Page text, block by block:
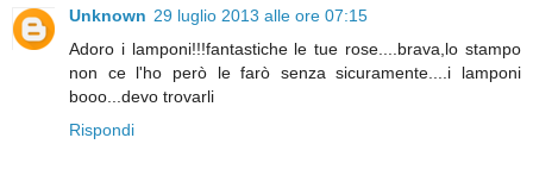
Unknown 29 luglio 2013 alle ore 07:15
Adoro i lamponi!!!fantastiche le tue rose....brava,lo stampo
non ce l'ho però le farò senza sicuramente....i lamponi
booo...devo trovarli
Rispondi